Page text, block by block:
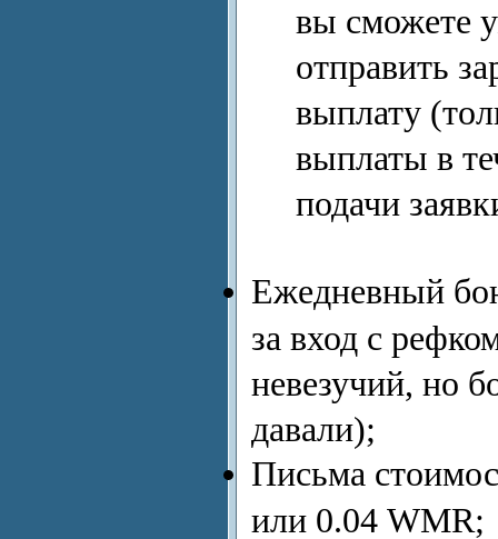
вы сможете
отправить
выплату
выплаты в
подачи
Ежедневный
за вход с
невезучий, но
давали);
Письма
или 0.04 WMR;